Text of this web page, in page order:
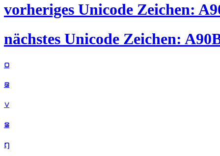
vorheriges Unicode Zeichen:
nächstes Unicode Zeichen:
꤀
꤁
꤂
꤃
꤄